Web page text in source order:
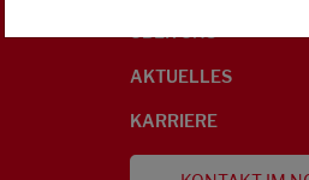
AKTUELLES
KARRIERE